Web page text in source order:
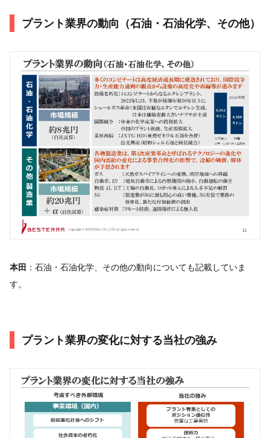
プラント業界の動向（石油・石油化学、その他）
本田 ：石油・石油化学、その他の動向についても記載していま
す。
プラント業界の変化に対する当社の強み